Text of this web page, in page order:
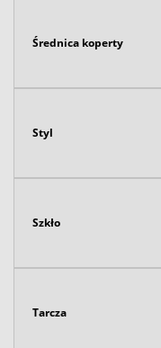
Średnica koperty
Styl
Szkło
Tarcza